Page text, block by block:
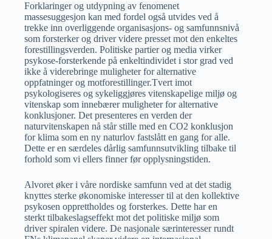
Forklaringer og utdypning av fenomenet
massesuggesjon kan med fordel også utvides ved å
trekke inn overliggende organisasjons- og samfunnsnivå
som forsterker og driver videre presset mot den enkeltes
forestillingsverden. Politiske partier og media virker
psykose-forsterkende på enkeltindividet i stor grad ved
ikke å viderebringe muligheter for alternative
oppfatninger og motforestillinger.Tvert imot
psykologiseres og sykeliggjøres vitenskapelige miljø og
vitenskap som innebærer muligheter for alternative
konklusjoner. Det presenteres en verden der
naturvitenskapen nå står stille med en CO2 konklusjon
for klima som en ny naturlov fastslått en gang for alle.
Dette er en særdeles dårlig samfunnsutvikling tilbake til
forhold som vi ellers finner før opplysningstiden.
Alvoret øker i våre nordiske samfunn ved at det stadig
knyttes sterke økonomiske interesser til at den kollektive
psykosen opprettholdes og forsterkes. Dette har en
sterkt tilbakeslagseffekt mot det politiske miljø som
driver spiralen videre. De nasjonale særinteresser rundt